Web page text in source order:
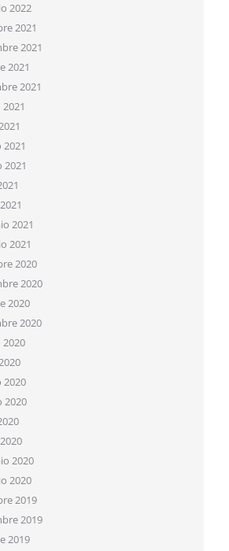
2022
2021
2021
2021
2021
2021
2021
2020
2020
2020
2020
2020
2020
2019
2019